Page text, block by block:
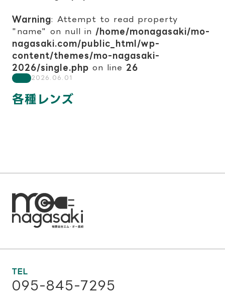
Warning: Attempt to read property
"name" on null in /home/monagasaki/mo-
nagasaki.com/public_html/wp-
content/themes/mo-nagasaki-
2026/single.php on line 26
2026.06.01
各種レンズ
TEL
095-845-7295